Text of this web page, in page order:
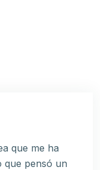
que me ha
que pensó un